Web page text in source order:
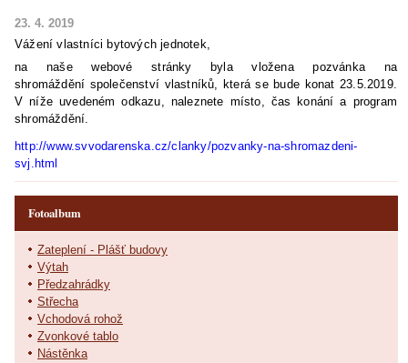
23. 4. 2019
Vážení vlastníci bytových jednotek,
na naše webové stránky byla vložena pozvánka na
shromáždění společenství vlastníků, která se bude konat 23.5.2019.
V níže uvedeném odkazu, naleznete místo, čas konání a program
shromáždění.
http://www.svvodarenska.cz/clanky/pozvanky-na-shromazdeni-
svj.html
Fotoalbum
Zateplení - Plášť budovy
Výtah
Předzahrádky
Střecha
Vchodová rohož
Zvonkové tablo
Nástěnka